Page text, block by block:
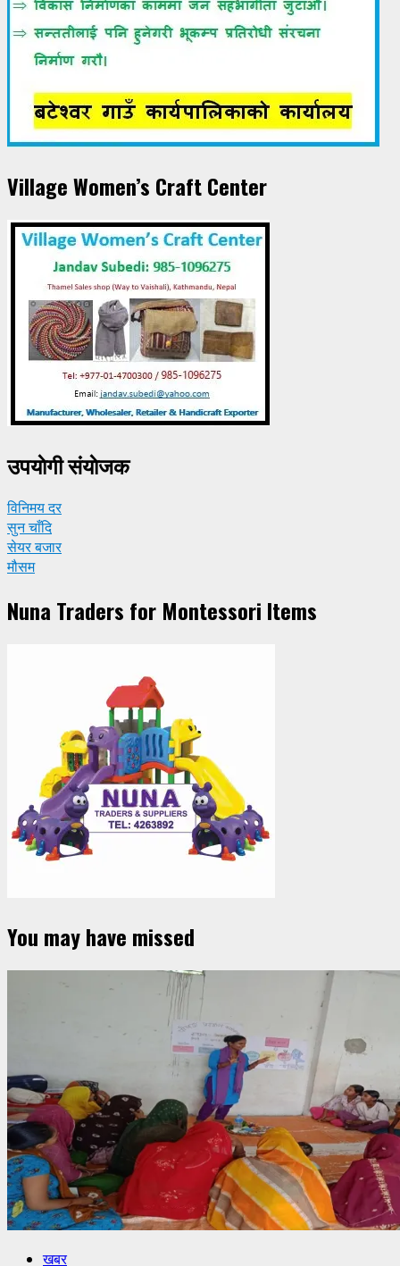
Village Women’s Craft Center
उपयाेगी संयाेजक
विनिमय दर
सुन चाँदि
सेयर बजार
मौसम
Nuna Traders for Montessori Items
You may have missed
खबर